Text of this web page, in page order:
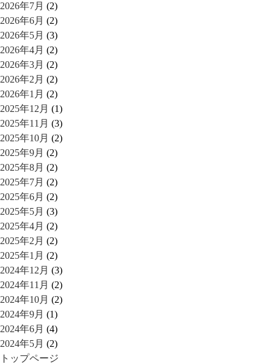
2026年7月 (2)
2026年6月 (2)
2026年5月 (3)
2026年4月 (2)
2026年3月 (2)
2026年2月 (2)
2026年1月 (2)
2025年12月 (1)
2025年11月 (3)
2025年10月 (2)
2025年9月 (2)
2025年8月 (2)
2025年7月 (2)
2025年6月 (2)
2025年5月 (3)
2025年4月 (2)
2025年2月 (2)
2025年1月 (2)
2024年12月 (3)
2024年11月 (2)
2024年10月 (2)
2024年9月 (1)
2024年6月 (4)
2024年5月 (2)
トップページ